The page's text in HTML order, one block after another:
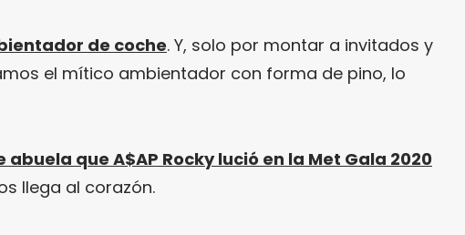
de coche. Y, solo por montar a invitados y
el mítico ambientador con forma de pino, lo
abuela que A$AP Rocky lució en la Met Gala 2020
llega al corazón.